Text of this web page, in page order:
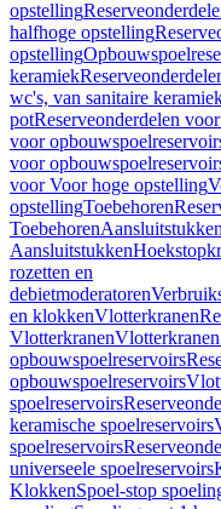
opstelling
halfhoge opstelling
opstelling
keramiek
wc's, van sanitaire
potReserveonderdelen
voor
voor
voor Voor hoge opstelling
opstellingToebehoren
ToebehorenAansluitstukken
Aansluitstukken
rozetten en
debietmoderatoren
en klokkenVlotterkranen
Vlotterkranen
opbouwspoelreservoirs
opbouwspoelreservoirs
spoelreservoirs
keramische spoelreservoirs
spoelreservoirs
universeele spoelreservoirs
KlokkenSpoel-stop